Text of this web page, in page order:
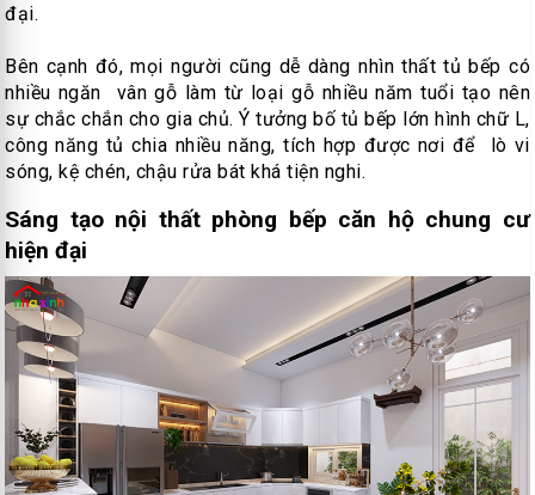
đại.
Bên cạnh đó, mọi người cũng dễ dàng nhìn thất tủ bếp có
nhiều ngăn vân gỗ làm từ loại gỗ nhiều năm tuổi tạo nên
sự chắc chắn cho gia chủ. Ý tưởng bố tủ bếp lớn hình chữ L,
công năng tủ chia nhiều năng, tích hợp được nơi để lò vi
sóng, kệ chén, chậu rửa bát khá tiện nghi.
Sáng tạo nội thất phòng bếp căn hộ chung cư
hiện đại